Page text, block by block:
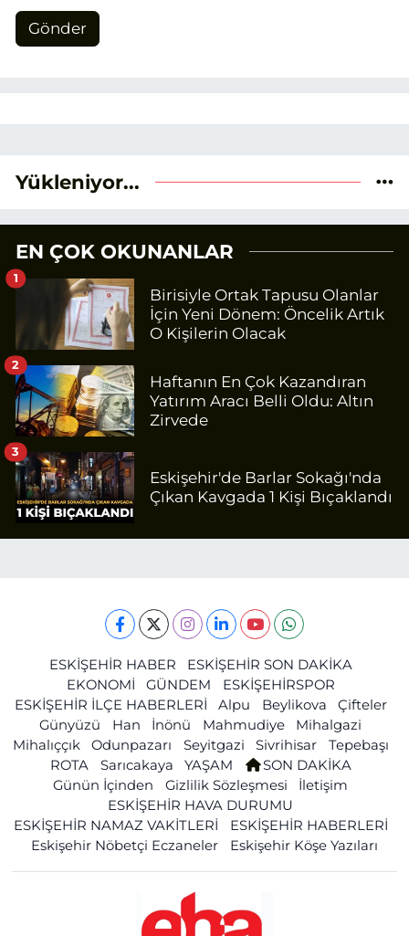
Gönder
Yükleniyor...
EN ÇOK OKUNANLAR
Birisiyle Ortak Tapusu Olanlar
İçin Yeni Dönem: Öncelik Artık
O Kişilerin Olacak
1
Haftanın En Çok Kazandıran
Yatırım Aracı Belli Oldu: Altın
Zirvede
2
Eskişehir'de Barlar Sokağı'nda
Çıkan Kavgada 1 Kişi Bıçaklandı
3
ESKİŞEHİR HABER
ESKİŞEHİR SON DAKİKA
EKONOMİ
GÜNDEM
ESKİŞEHİRSPOR
ESKİŞEHİR İLÇE HABERLERİ
Alpu Beylikova
Çifteler
Günyüzü
Han İnönü Mahmudiye
Mihalgazi
Mihalıççık
Odunpazarı Seyitgazi Sivrihisar
Tepebaşı
ROTA
Sarıcakaya YAŞAM
SON DAKİKA
Günün İçinden
Gizlilik Sözleşmesi
İletişim
ESKİŞEHİR HAVA DURUMU
ESKİŞEHİR NAMAZ VAKİTLERİ
ESKİŞEHİR HABERLERİ
Eskişehir Nöbetçi Eczaneler
Eskişehir Köşe Yazıları